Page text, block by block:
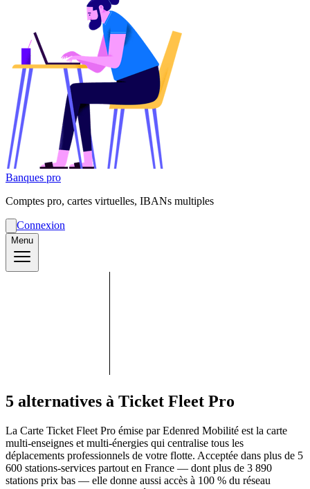
Banques pro
Comptes pro, cartes virtuelles, IBANs multiples
Connexion
Menu
5 alternatives à Ticket Fleet Pro
La Carte Ticket Fleet Pro émise par Edenred Mobilité est la carte
multi-enseignes et multi-énergies qui centralise tous les
déplacements professionnels de votre flotte. Acceptée dans plus de 5
600 stations-services partout en France — dont plus de 3 890
stations prix bas — elle donne aussi accès à 100 % du réseau